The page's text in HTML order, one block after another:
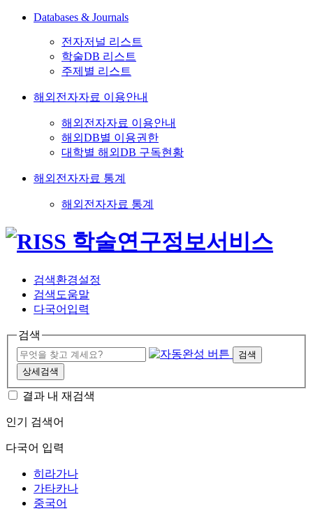
Databases & Journals
전자저널 리스트
학술DB 리스트
주제별 리스트
해외전자자료 이용안내
해외전자자료 이용안내
해외DB별 이용권한
대학별 해외DB 구독현황
해외전자자료 통계
해외전자자료 통계
검색환경설정
검색도움말
다국어입력
검색
검색
상세검색
결과 내 재검색
인기 검색어
다국어 입력
히라가나
가타카나
중국어